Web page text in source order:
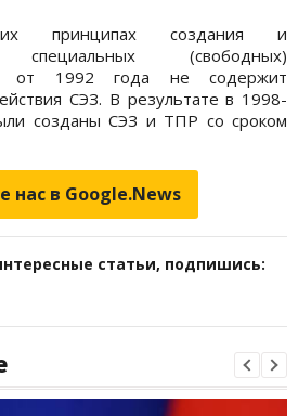
принципах создания и
специальных (свободных)
от 1992 года не содержит
СЭЗ. В результате в 1998-
созданы СЭЗ и ТПР со сроком
нас в Google.News
статьи, подпишись: